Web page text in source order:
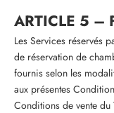
ARTICLE 5 –
Les Services réservés
de réservation de
fournis selon les
aux présentes
Conditions de vente